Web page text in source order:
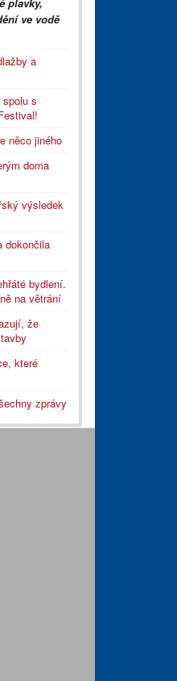
ve vodě
a
s
něco jiného
doma
výsledek
dokončila
bydlení.
na větrání
že
které
zprávy